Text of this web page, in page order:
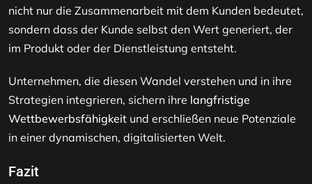
nicht nur die Zusammenarbeit mit dem Kunden bedeutet,
sondern dass der Kunde selbst den Wert generiert, der
im Produkt oder der Dienstleistung entsteht.
Unternehmen, die diesen Wandel verstehen und in ihre
Strategien integrieren, sichern ihre langfristige
Wettbewerbsfähigkeit und erschließen neue Potenziale
in einer dynamischen, digitalisierten Welt.
Fazit